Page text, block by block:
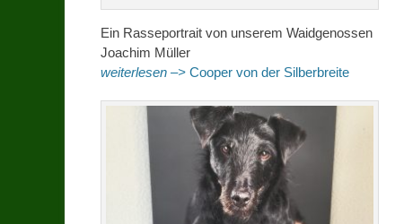
Ein Rasseportrait von unserem Waidgenossen
Joachim Müller
weiterlesen –> Cooper von der Silberbreite